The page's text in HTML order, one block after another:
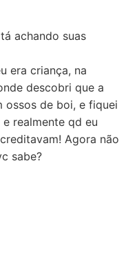
achando suas
era criança, na
descobri que a
ossos de boi, e fiquei
realmente qd eu
Agora não
sabe?